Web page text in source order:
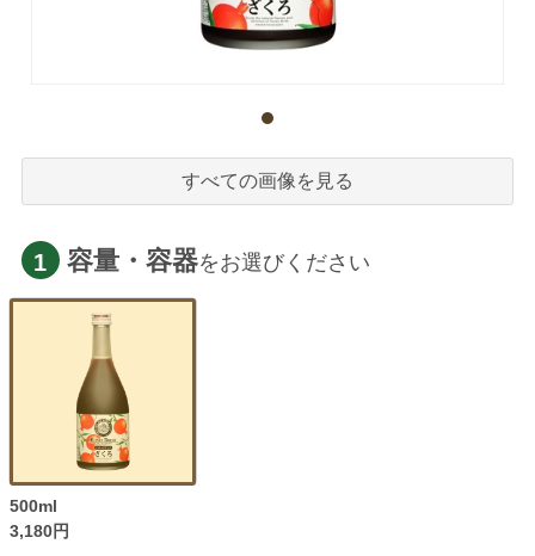
すべての画像を見る
1 容量・容器をお選びください
500ml
3,180円